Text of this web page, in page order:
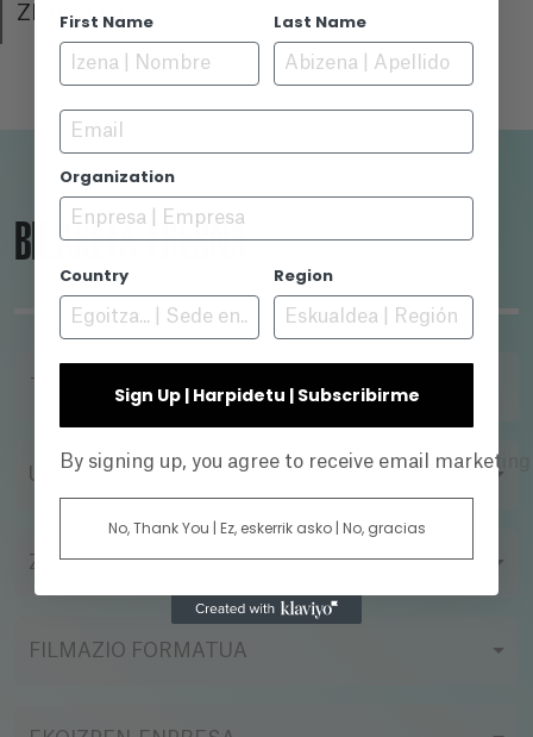
ZINEBI 64
BILAKETA TRESNA
TITULUA
URTEA
ZUZENDARIA
FILMAZIO FORMATUA
First Name Last Name
Email
Organization
Country Region
Sign Up | Harpidetu | Subscribirme
By signing up, you agree to receive email
No, Thank You | Ez, eskerrik asko | No, gracias